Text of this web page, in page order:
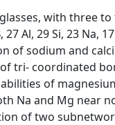
with three
Al, 29 Si, 23 Na,
of sodium and
tri- coordinated
of
Na and Mg near
of two